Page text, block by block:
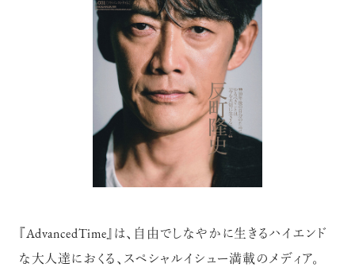
『AdvancedTime』は、自由でしなやかに生きるハイエンド
な大人達におくる、スペシャルイシュー満載のメディア。